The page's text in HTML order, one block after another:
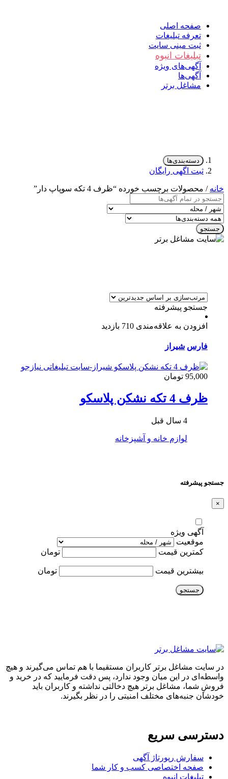
صفحه اصلی
تعرفه تبلیغات
ثبت مینی سایت
تبلیغات انبوه
آگهی‌های ویژه
آگهی‌ها
مشاغل برتر
دسته‌بندی‌ها
ثبت اگهی رایگان
خانه / محصولات برچسب خورده “ظرف 4 تکه سوپاپ دار”
جستجو
جستجو پیشرفته
افزودن به علاقه‌مندی 710 بازدید
فارس شیراز
95,000 تومان
ظرف 4 تکه نشکن پلاسکو
4 سال قبل
لوازم خانه و آشپزخانه
جستجو پیشرفته
×
آگهی ویژه
موقعیت
کمترین قیمت
تومان
بیشترین قیمت تومان
جستجو
در سایت مشاغل برتر کاربران مستقیما با هم تماس می‌گیرند و هیچ
واسطه‌ای در این میان وجود ندارد، پس دقت فرمایید که در خرید و
فروشِ شما، مشاغل برتر هیچ دخالتی نداشته و کاربران باید
خودشان جنبه‌های مختلف امنیتی را در نظر بگیرند.
دسترسی سریع
سفارش رپورتاژ آگهی
صفحه اختصاصی کسب و کار شما
تبلیغات انبوه